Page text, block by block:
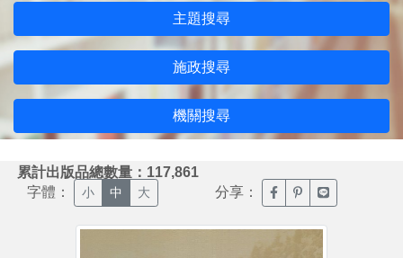
主題搜尋
施政搜尋
機關搜尋
累計出版品總數量：117,861
字體： 小 中 大 分享： 臉書分享(另開新視窗)
噗浪分享(另開新
Line分享(另